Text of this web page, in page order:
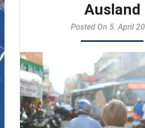
Ausland
Posted On 5. April